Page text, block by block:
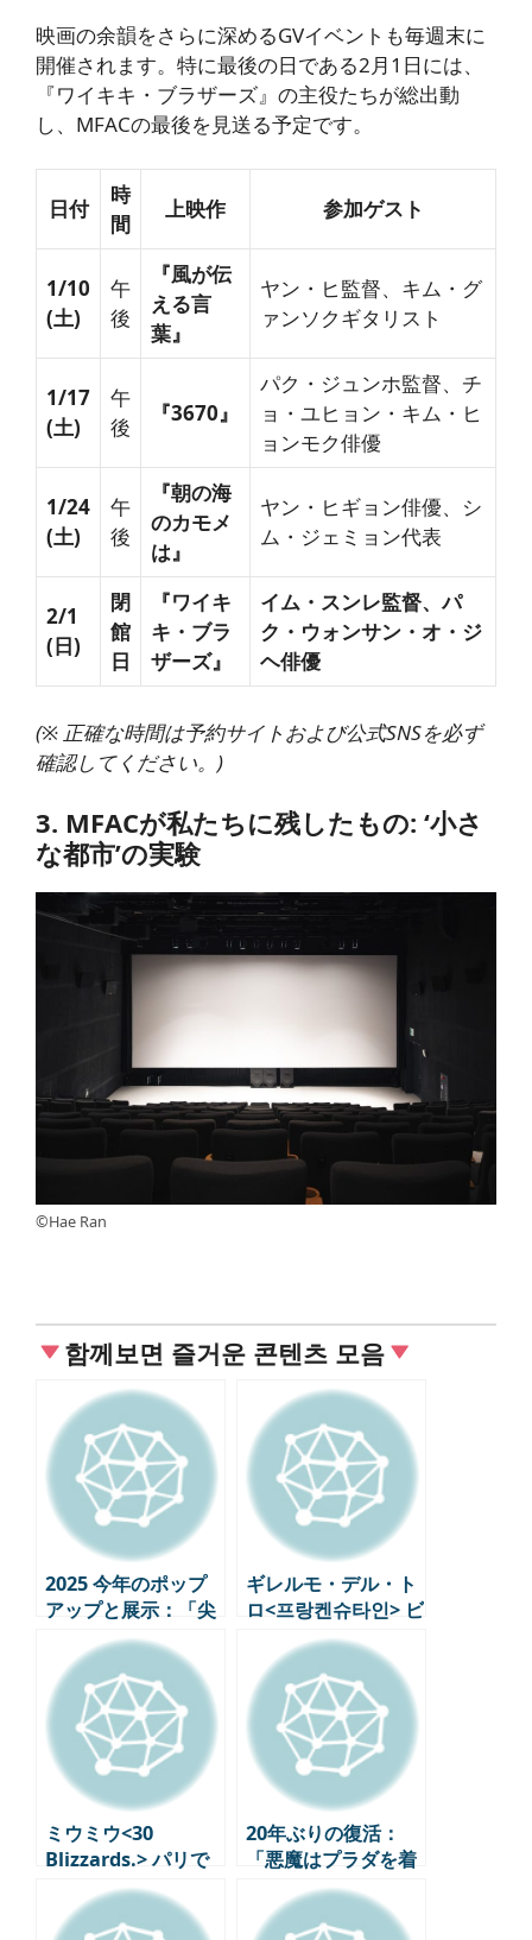
映画の余韻をさらに深めるGVイベントも毎週末に
開催されます。特に最後の日である2月1日には、
『ワイキキ・ブラザーズ』の主役たちが総出動
し、MFACの最後を見送る予定です。
日付
時
間
上映作 参加ゲスト
1/10
(土)
午
後
『風が伝
える言
葉』
ヤン・ヒ監督、キム・グ
ァンソクギタリスト
1/17
(土)
午
後
『3670』
パク・ジュンホ監督、チ
ョ・ユヒョン・キム・ヒ
ョンモク俳優
1/24
(土)
午
後
『朝の海
のカモメ
は』
ヤン・ヒギョン俳優、シ
ム・ジェミョン代表
2/1
(日)
閉
館
日
『ワイキ
キ・ブラ
ザーズ』
イム・スンレ監督、パ
ク・ウォンサン・オ・ジ
ヘ俳優
(※ 正確な時間は予約サイトおよび公式SNSを必ず
確認してください。)
3. MFACが私たちに残したもの: ‘小さ
な都市’の実験
©Hae Ran
함께보면 즐거운 콘텐츠 모음
2025 今年のポップ
アップと展示：「尖
ったファンダム」が
作ったオフラインス
ペース
ギレルモ・デル・ト
ロ<프랑켄슈타인> ビ
ハインド・バックグ
ラウンド6：書き直
された現代の神話
ミウミウ<30
Blizzards.> パリで
の展示：ヘレン・マ
ーティンの新作と初
20年ぶりの復活：
「悪魔はプラダを着
る2」にレディー・
ガガが参加！